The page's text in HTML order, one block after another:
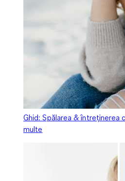
Ghid: Spă­la­rea & în­tre­ți­ne­rea
multe